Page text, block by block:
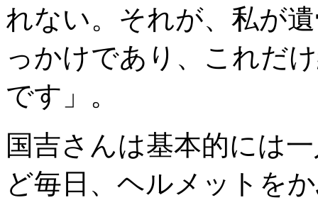
れない。それが、私が
っかけであり、これだ
です」。
国吉さんは基本的には
ど毎日、ヘルメットを